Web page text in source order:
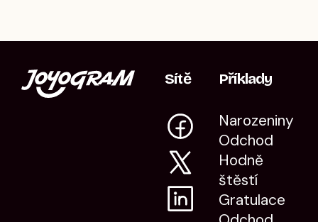
Sítě Příklady
Narozeniny
Odchod
Hodně
štěstí
Gratulace